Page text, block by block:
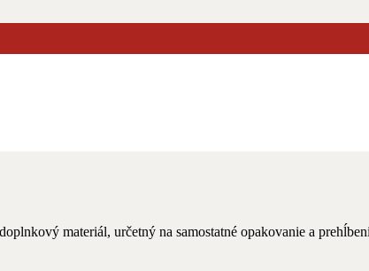
online – pracovný zošit
Zusatzmaterial
materiál, určetný na samostatné opakovanie a